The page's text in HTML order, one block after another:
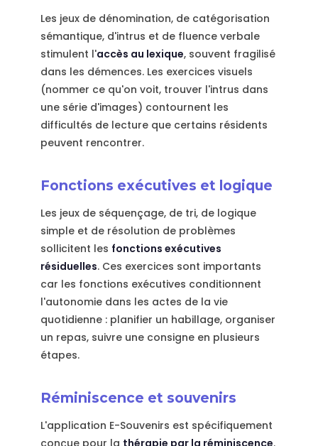
Les jeux de dénomination, de catégorisation
sémantique, d'intrus et de fluence verbale
stimulent l'accès au lexique, souvent fragilisé
dans les démences. Les exercices visuels
(nommer ce qu'on voit, trouver l'intrus dans
une série d'images) contournent les
difficultés de lecture que certains résidents
peuvent rencontrer.
Fonctions exécutives et logique
Les jeux de séquençage, de tri, de logique
simple et de résolution de problèmes
sollicitent les fonctions exécutives
résiduelles. Ces exercices sont importants
car les fonctions exécutives conditionnent
l'autonomie dans les actes de la vie
quotidienne : planifier un habillage, organiser
un repas, suivre une consigne en plusieurs
étapes.
Réminiscence et souvenirs
L'application E-Souvenirs est spécifiquement
conçue pour la thérapie par la réminiscence.